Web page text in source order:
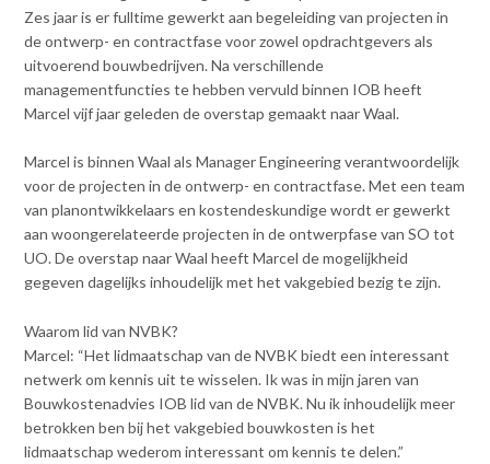
e
n
t
Zes jaar is er fulltime gewerkt aan begeleiding van projecten in
de ontwerp- en contractfase voor zowel opdrachtgevers als
uitvoerend bouwbedrijven. Na verschillende
managementfuncties te hebben vervuld binnen IOB heeft
Marcel vijf jaar geleden de overstap gemaakt naar Waal.
Marcel is binnen Waal als Manager Engineering verantwoordelijk
voor de projecten in de ontwerp- en contractfase. Met een team
van planontwikkelaars en kostendeskundige wordt er gewerkt
aan woongerelateerde projecten in de ontwerpfase van SO tot
UO. De overstap naar Waal heeft Marcel de mogelijkheid
gegeven dagelijks inhoudelijk met het vakgebied bezig te zijn.
Waarom lid van NVBK?
Marcel: “Het lidmaatschap van de NVBK biedt een interessant
netwerk om kennis uit te wisselen. Ik was in mijn jaren van
Bouwkostenadvies IOB lid van de NVBK. Nu ik inhoudelijk meer
betrokken ben bij het vakgebied bouwkosten is het
lidmaatschap wederom interessant om kennis te delen.”
Inloggen mijn NVBK
Contact
Zoek